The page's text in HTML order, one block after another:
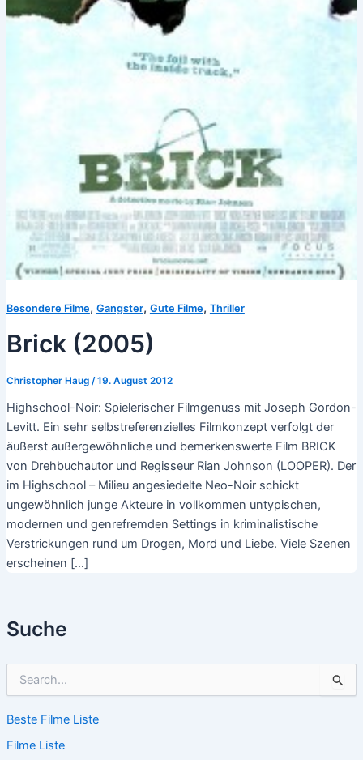
Suche
h
n
Beste Filme Liste
Filme Liste
Besondere Filme, Gangster, Gute Filme, Thriller
Brick (2005)
Christopher Haug /19. August 2012
Highschool-Noir: Spielerischer Filmgenuss mit Joseph Gordon-
Levitt. Ein sehr selbstreferenzielles Filmkonzept verfolgt der
äußerst außergewöhnliche und bemerkenswerte Film BRICK
von Drehbuchautor und Regisseur Rian Johnson (LOOPER). Der
im Highschool – Milieu angesiedelte Neo-Noir schickt
ungewöhnlich junge Akteure in vollkommen untypischen,
modernen und genrefremden Settings in kriminalistische
Verstrickungen rund um Drogen, Mord und Liebe. Viele Szenen
erscheinen […]